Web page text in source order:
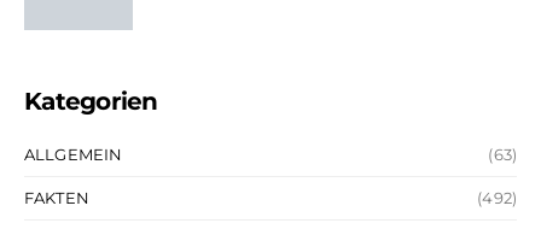
Kategorien
ALLGEMEIN (63)
FAKTEN (492)